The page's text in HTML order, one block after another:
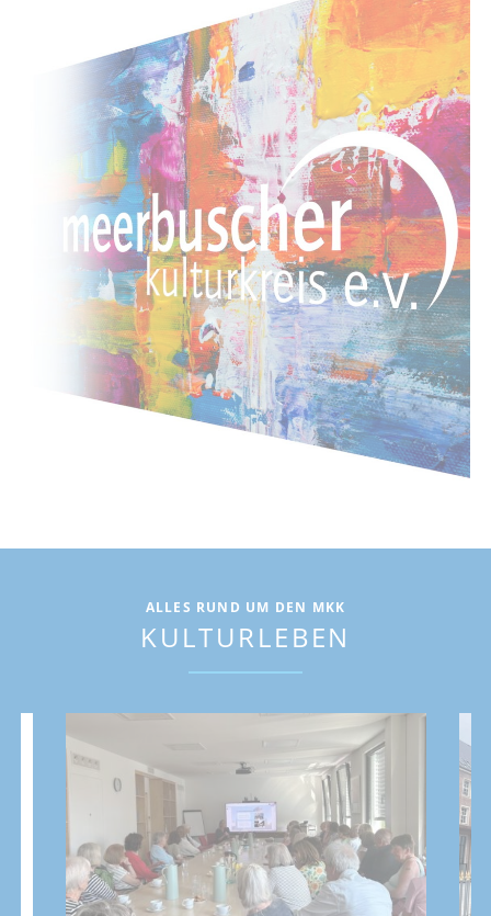
ALLES RUND UM DEN MKK
KULTURLEBEN